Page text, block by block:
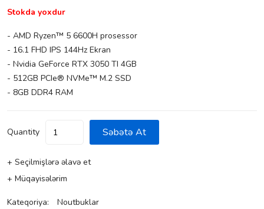
Stokda yoxdur
- AMD Ryzen™ 5 6600H prosessor
- 16.1 FHD IPS 144Hz Ekran
- Nvidia GeForce RTX 3050 TI 4GB
- 512GB PCIe® NVMe™ M.2 SSD
- 8GB DDR4 RAM
Quantity Səbətə At
+ Seçilmişlərə əlavə et
+ Müqayisələrim
Kateqoriya: Noutbuklar